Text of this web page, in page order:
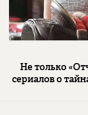
Не только
сериалов о